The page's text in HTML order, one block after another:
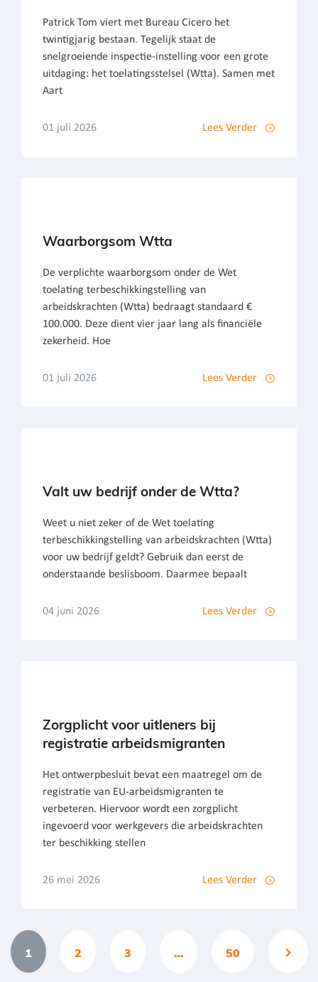
Patrick Tom viert met Bureau Cicero het
twintigjarig bestaan. Tegelijk staat de
snelgroeiende inspectie-instelling voor een grote
uitdaging: het toelatingsstelsel (Wtta). Samen met
Aart
01 juli 2026 Lees Verder
Waarborgsom Wtta
De verplichte waarborgsom onder de Wet
toelating terbeschikkingstelling van
arbeidskrachten (Wtta) bedraagt standaard €
100.000. Deze dient vier jaar lang als financiële
zekerheid. Hoe
01 juli 2026 Lees Verder
Valt uw bedrijf onder de Wtta?
Weet u niet zeker of de Wet toelating
terbeschikkingstelling van arbeidskrachten (Wtta)
voor uw bedrijf geldt? Gebruik dan eerst de
onderstaande beslisboom. Daarmee bepaalt
04 juni 2026 Lees Verder
Zorgplicht voor uitleners bij
registratie arbeidsmigranten
Het ontwerpbesluit bevat een maatregel om de
registratie van EU-arbeidsmigranten te
verbeteren. Hiervoor wordt een zorgplicht
ingevoerd voor werkgevers die arbeidskrachten
ter beschikking stellen
26 mei 2026 Lees Verder
1 2 3 … 50